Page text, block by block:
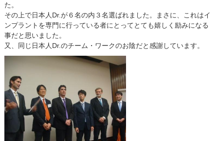
た。
その上で日本人Dr.が６名の内３名選ばれました。まさに、これはイ
ンプラントを専門に行っている者にとってとても嬉しく励みになる
事だと思いました。
又、同じ日本人Dr.のチーム・ワークのお陰だと感謝しています。